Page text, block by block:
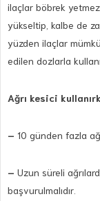
ilaçlar böbrek
yükseltip, kalbe de
yüzden ilaçlar
edilen dozlarla
Ağrı kesici
– 10 günden fazla
– Uzun süreli
başvurulmalıdır.